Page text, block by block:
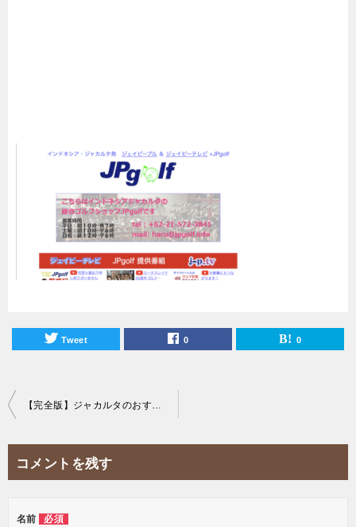
Tweet 0 0
投
ー
【完全版】ジャカルタのおすすめゴルフショップまとめ！初心者から上級者まで！
コメントを残す
名前 必須